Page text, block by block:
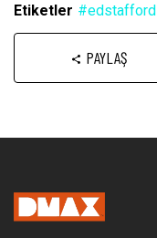
Etiketler #edstafford
PAYLAŞ